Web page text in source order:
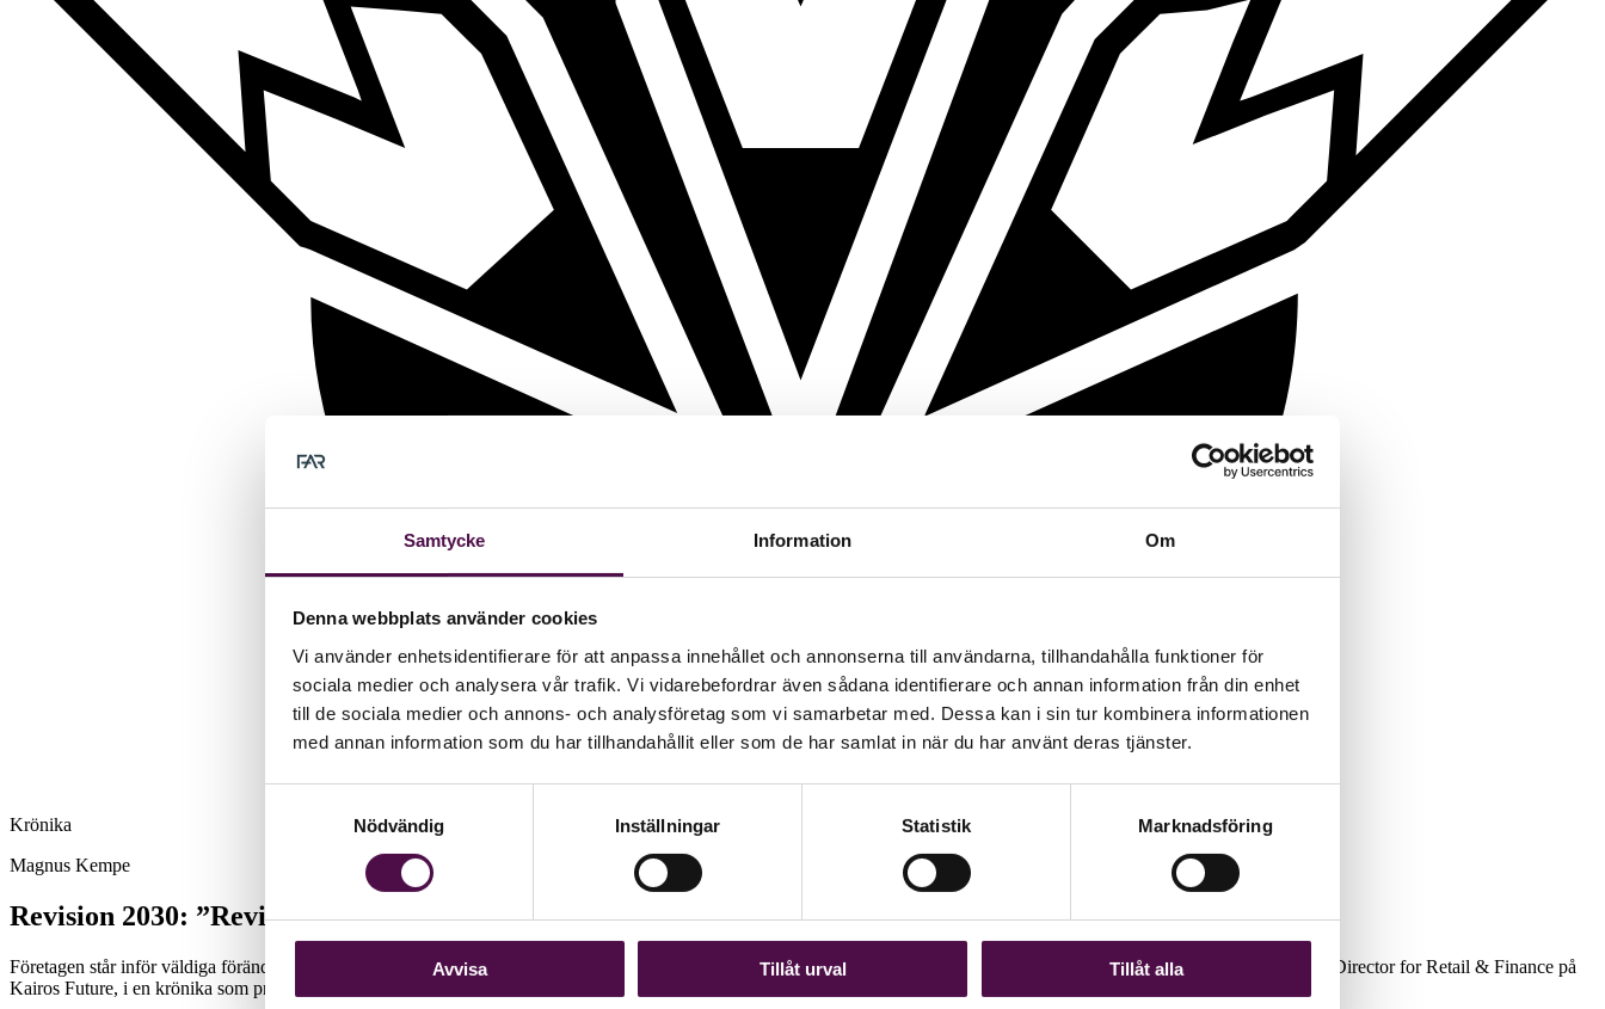
Samtycke Information Om
Denna webbplats använder cookies
Vi använder enhetsidentifierare för att anpassa innehållet och annonserna till användarna, tillhandahålla funktioner för
sociala medier och analysera vår trafik. Vi vidarebefordrar även sådana identifierare och annan information från din enhet
till de sociala medier och annons- och analysföretag som vi samarbetar med. Dessa kan i sin tur kombinera informationen
med annan information som du har tillhandahållit eller som de har samlat in när du har använt deras tjänster.
Nödvändig
Inställningar Statistik Marknadsföring
Avvisa Tillåt urval Tillåt alla
Krönika
Magnus Kempe
Revision 2030: ”Revisorer och rådgivare får viktigare roll i samhället”
Företagen står inför väldiga förändringar och den bransch som är bäst lämpad för att guida dem är troligen revisionsbranschen och dess olika delar. Det skriver Magnus Kempe, Director for Retail & Finance på
Kairos Future, i en krönika som presenterar framtidsrapporten Revision 2030.